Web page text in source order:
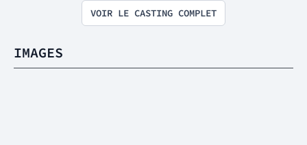
VOIR LE CASTING COMPLET
IMAGES